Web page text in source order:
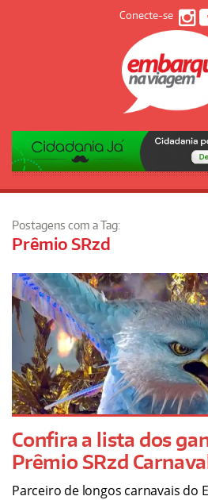
Conecte-se
Postagens com a Tag:
Prêmio SRzd
Confira a lista dos
Prêmio SRzd
Parceiro de longos carnavais do